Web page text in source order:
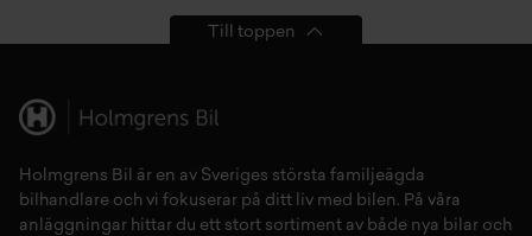
Till toppen
Holmgrens Bil är en av Sveriges största familjeägda
bilhandlare och vi fokuserar på ditt liv med bilen. På våra
anläggningar hittar du ett stort sortiment av både nya bilar och